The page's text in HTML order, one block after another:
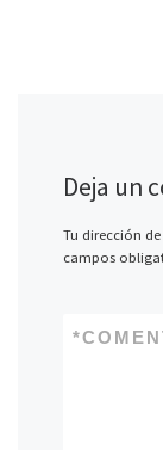
Deja un
Tu dirección
campos
*